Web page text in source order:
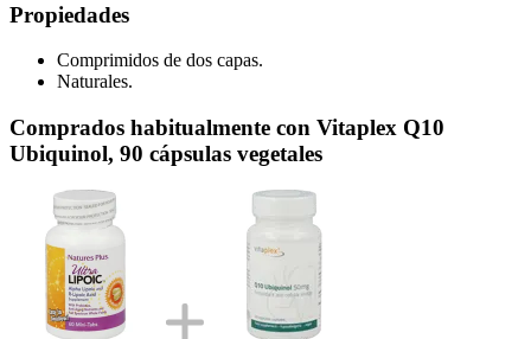
Propiedades
Comprimidos de dos capas.
Naturales.
Comprados habitualmente con Vitaplex Q10
Ubiquinol, 90 cápsulas vegetales